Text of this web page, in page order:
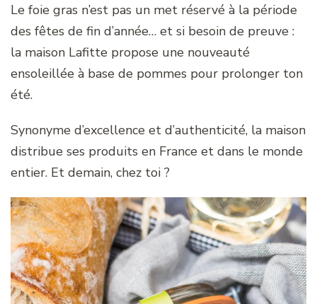
Le foie gras n’est pas un met réservé à la période
des fêtes de fin d’année… et si besoin de preuve :
la maison Lafitte propose une nouveauté
ensoleillée à base de pommes pour prolonger ton
été.
Synonyme d’excellence et d’authenticité, la maison
distribue ses produits en France et dans le monde
entier. Et demain, chez toi ?